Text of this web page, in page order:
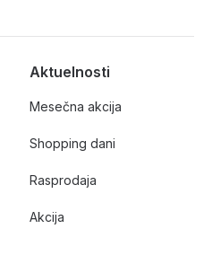
Aktuelnosti
Mesečna akcija
Shopping dani
Rasprodaja
Akcija